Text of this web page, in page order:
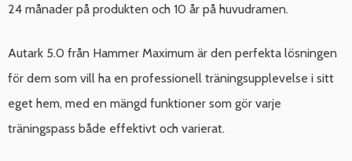
24 månader på produkten och 10 år på huvudramen.
Autark 5.0 från Hammer Maximum är den perfekta lösningen
för dem som vill ha en professionell träningsupplevelse i sitt
eget hem, med en mängd funktioner som gör varje
träningspass både effektivt och varierat.